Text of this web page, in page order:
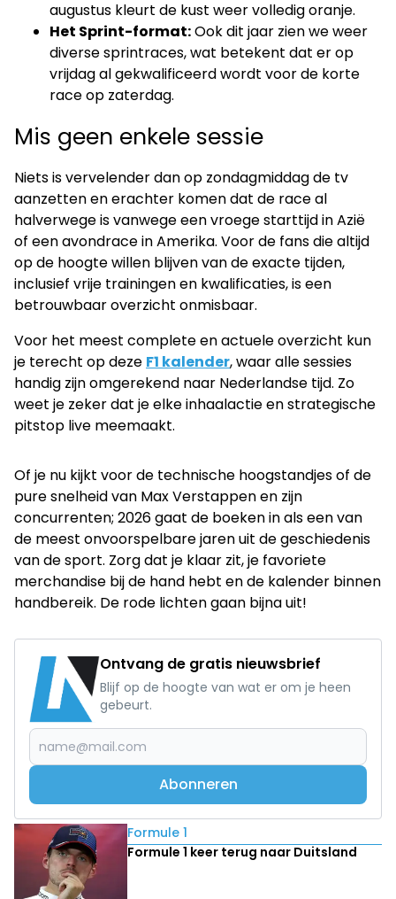
augustus kleurt de kust weer volledig oranje.
Het Sprint-format:Ook dit jaar zien we weer
diverse sprintraces, wat betekent dat er op
vrijdag al gekwalificeerd wordt voor de korte
race op zaterdag.
Mis geen enkele sessie
Niets is vervelender dan op zondagmiddag de tv
aanzetten en erachter komen dat de race al
halverwege is vanwege een vroege starttijd in Azië
of een avondrace in Amerika. Voor de fans die altijd
op de hoogte willen blijven van de exacte tijden,
inclusief vrije trainingen en kwalificaties, is een
betrouwbaar overzicht onmisbaar.
Voor het meest complete en actuele overzicht kun
je terecht op deze F1 kalender, waar alle sessies
handig zijn omgerekend naar Nederlandse tijd. Zo
weet je zeker dat je elke inhaalactie en strategische
pitstop live meemaakt.
Of je nu kijkt voor de technische hoogstandjes of de
pure snelheid van Max Verstappen en zijn
concurrenten; 2026 gaat de boeken in als een van
de meest onvoorspelbare jaren uit de geschiedenis
van de sport. Zorg dat je klaar zit, je favoriete
merchandise bij de hand hebt en de kalender binnen
handbereik. De rode lichten gaan bijna uit!
Ontvang de gratis nieuwsbrief
Blijf op de hoogte van wat er om je heen
gebeurt.
Abonneren
Lees ook
Formule 1
Formule 1 keer terug naar Duitsland